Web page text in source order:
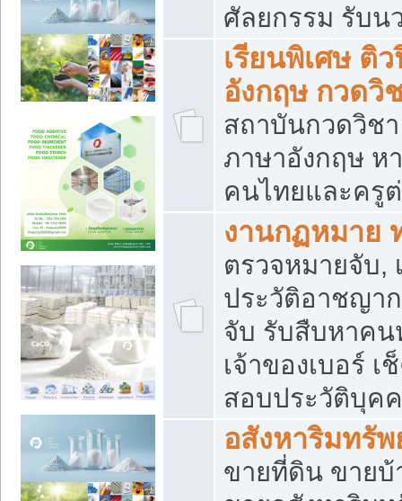
ศัลยกรรม รับน
เรียนพิเศษ ติ
อังกฤษ กวดวิ
สถาบันกวดวิช
ภาษาอังกฤษ ห
คนไทยและครู
งานกฏหมาย
ตรวจหมายจับ,
ประวัติอาชญา
จับ รับสืบหาคน
เจ้าของเบอร์
สอบประวัติบุค
อสังหาริมทรัพ
ขายที่ดิน ขายบ้